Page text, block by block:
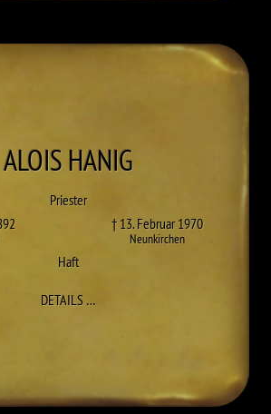
ALOISHANIG
Priester
† 13. Februar 1970
Neunkirchen
Haft
DETAILS…ZU ALOIS HANIG